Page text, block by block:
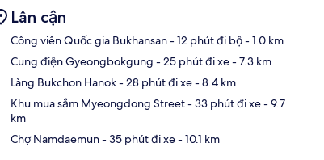
Lân cận
Công viên Quốc gia Bukhansan- 12 phút đi bộ- 1.0 km
Cung điện Gyeongbokgung - 25 phút đi xe- 7.3 km
Làng Bukchon Hanok- 28 phút đi xe- 8.4 km
Khu mua sắm Myeongdong Street- 33 phút đi xe- 9.7
km
Chợ Namdaemun- 35 phút đi xe- 10.1 km